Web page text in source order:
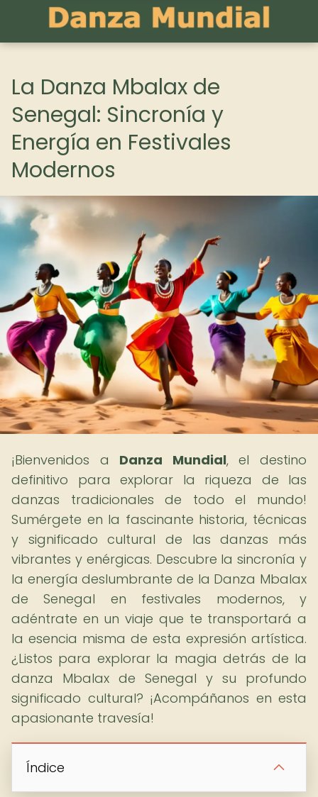
La Danza Mbalax de
Senegal: Sincronía y
Energía en Festivales
Modernos
¡Bienvenidos a Danza Mundial, el destino
definitivo para explorar la riqueza de las
danzas tradicionales de todo el mundo!
Sumérgete en la fascinante historia, técnicas
y significado cultural de las danzas más
vibrantes y enérgicas. Descubre la sincronía y
la energía deslumbrante de la Danza Mbalax
de Senegal en festivales modernos, y
adéntrate en un viaje que te transportará a
la esencia misma de esta expresión artística.
¿Listos para explorar la magia detrás de la
danza Mbalax de Senegal y su profundo
significado cultural? ¡Acompáñanos en esta
apasionante travesía!
Índice